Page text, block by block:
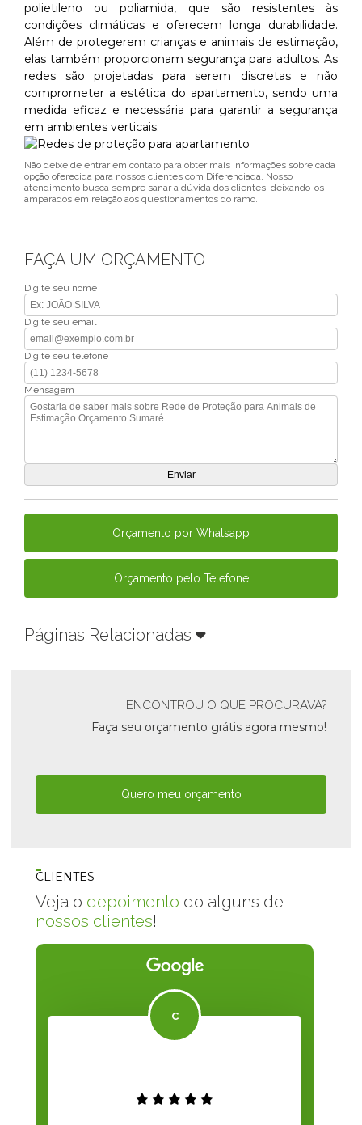
polietileno ou poliamida, que são resistentes às
condições climáticas e oferecem longa durabilidade.
Além de protegerem crianças e animais de estimação,
elas também proporcionam segurança para adultos. As
redes são projetadas para serem discretas e não
comprometer a estética do apartamento, sendo uma
medida eficaz e necessária para garantir a segurança
em ambientes verticais.
Não deixe de entrar em contato para obter mais informações sobre cada
opção oferecida para nossos clientes com Diferenciada. Nosso
atendimento busca sempre sanar a dúvida dos clientes, deixando-os
amparados em relação aos questionamentos do ramo.
FAÇA UM ORÇAMENTO
Digite seu nome
Digite seu email
Digite seu telefone
Mensagem
Orçamento por Whatsapp
Orçamento pelo Telefone
Páginas Relacionadas
ENCONTROU O QUE PROCURAVA?
Faça seu orçamento grátis agora mesmo!
Quero meu orçamento
CLIENTES
Veja o depoimento do alguns de
nossos clientes!